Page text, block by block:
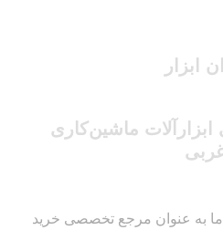
ابزار
ماشین‌کاری
ما به عنوان مرجع تخصصی خرید